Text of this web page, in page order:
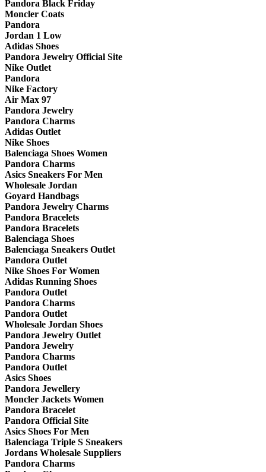
Pandora Black Friday
Moncler Coats
Pandora
Jordan 1 Low
Adidas Shoes
Pandora Jewelry Official Site
Nike Outlet
Pandora
Nike Factory
Air Max 97
Pandora Jewelry
Pandora Charms
Adidas Outlet
Nike Shoes
Balenciaga Shoes Women
Pandora Charms
Asics Sneakers For Men
Wholesale Jordan
Goyard Handbags
Pandora Jewelry Charms
Pandora Bracelets
Pandora Bracelets
Balenciaga Shoes
Balenciaga Sneakers Outlet
Pandora Outlet
Nike Shoes For Women
Adidas Running Shoes
Pandora Outlet
Pandora Charms
Pandora Outlet
Wholesale Jordan Shoes
Pandora Jewelry Outlet
Pandora Jewelry
Pandora Charms
Pandora Outlet
Asics Shoes
Pandora Jewellery
Moncler Jackets Women
Pandora Bracelet
Pandora Official Site
Asics Shoes For Men
Balenciaga Triple S Sneakers
Jordans Wholesale Suppliers
Pandora Charms